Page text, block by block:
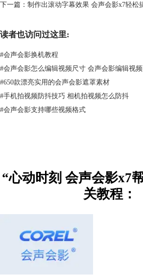
图1：修剪滤镜
6、而后在覆叠轨3、4中分别插入一个白色的线
材，右击鼠标，选择“自定义动作”，通过添加
剪时出现的黑边，复制属性，粘贴到覆叠轨4中
下一篇： 制作出滚动字幕效果 会声会影x7轻松
读者也访问过这里:
#会声会影换机教程
#会声会影怎么编辑视频尺寸 会声会影编辑视
#650款漂亮实用的会声会影遮罩素材
#手机拍视频防抖技巧 相机拍视频怎么防抖
#会声会影支持哪些视频格式
“心动时刻 会声会影x7
关教程：